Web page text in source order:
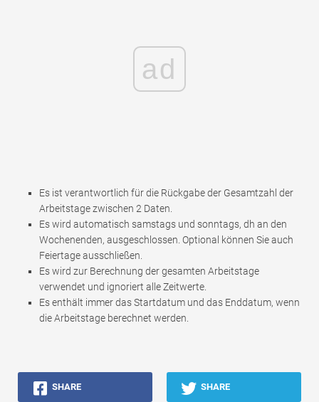
ad
Es ist verantwortlich für die Rückgabe der Gesamtzahl der
Arbeitstage zwischen 2 Daten.
Es wird automatisch samstags und sonntags, dh an den
Wochenenden, ausgeschlossen. Optional können Sie auch
Feiertage ausschließen.
Es wird zur Berechnung der gesamten Arbeitstage
verwendet und ignoriert alle Zeitwerte.
Es enthält immer das Startdatum und das Enddatum, wenn
die Arbeitstage berechnet werden.
SHARE SHARE